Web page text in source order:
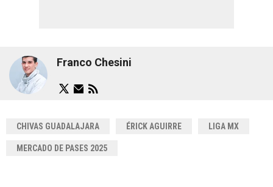
Franco Chesini
CHIVAS GUADALAJARA ÉRICK AGUIRRE LIGA MX
MERCADO DE PASES 2025